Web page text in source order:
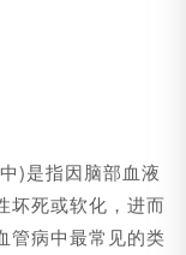
)是指因脑部血液
坏死或软化，进而
管病中最常见的类